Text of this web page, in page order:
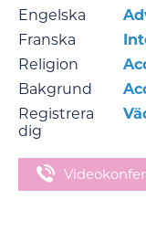
Engelska
Franska
Religion
Bakgrund
Registrera
dig